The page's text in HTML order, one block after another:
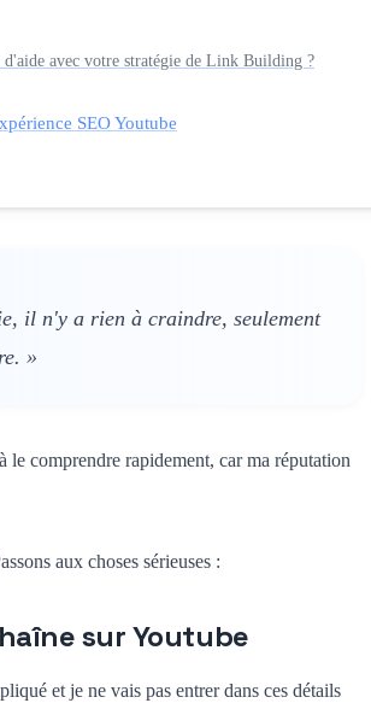
d'aide avec votre stratégie de Link Building ?
SEO Youtube
il n'y a rien à craindre, seulement
»
le comprendre rapidement, car ma réputation
aux choses sérieuses :
sur Youtube
et je ne vais pas entrer dans ces détails